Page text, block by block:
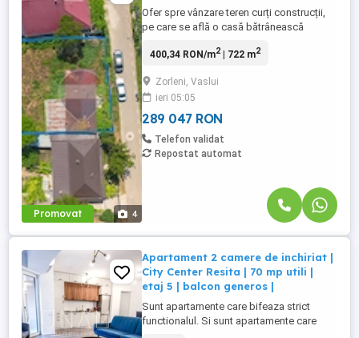
Promovat 4
Ofer spre vânzare teren curți construcții,
pe care se află o casă bătrânească
în imediata apropiere a școlii gimnaziale.
zonă. De asemenea, are accees rapid la
toate principalele puncte de interes din
localitate. ...
400,34 RON/m2| 722 m2
Zorleni, Vaslui
ieri 05:05
289 047 RON
Telefon validat
Repostat automat
Apartament 2 camere de inchiriat |
City Center Resita | 70 mp utili |
etaj 5 | balcon generos |
Sunt apartamente care bifeaza strict
functionalul. Si sunt apartamente care